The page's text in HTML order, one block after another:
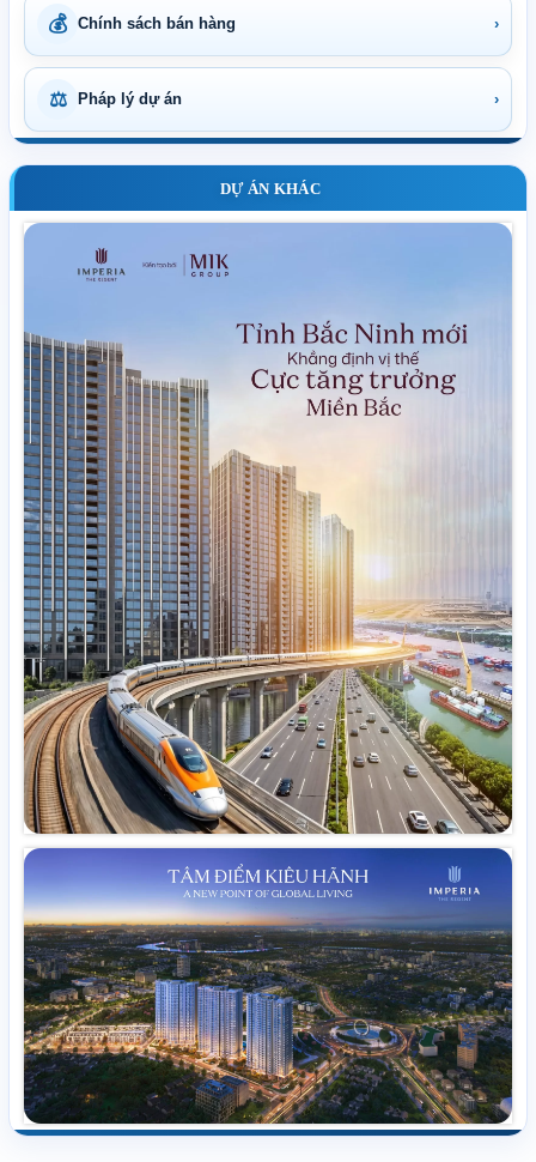
💰 Chính sách bán hàng ›
⚖ Pháp lý dự án ›
DỰ ÁN KHÁC